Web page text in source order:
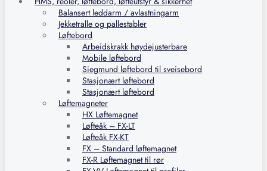
Balansert leddarm / avlastningarm
Jekketralle og pallestabler
Løftebord
Arbeidskrakk høydejusterbare
Mobile løftebord
Siegmund løftebord til sveisebord
Stasjonært løftebord
Stasjonært løftebord
Løftemagneter
HX Løftemagnet
Løfteåk – FX-LT
Løfteåk FX-KT
FX – Standard løftemagnet
FX-R Løftemagnet til rør